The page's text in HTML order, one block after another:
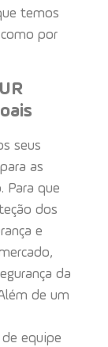
temos
por
seus
as
Para que
dos
e
da
de um
equipe